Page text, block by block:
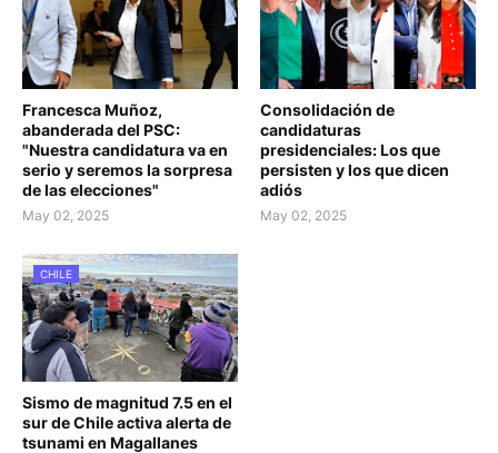
Francesca Muñoz,
abanderada del PSC:
"Nuestra candidatura va en
serio y seremos la sorpresa
de las elecciones"
May 02, 2025
Consolidación de
candidaturas
presidenciales: Los que
persisten y los que dicen
adiós
May 02, 2025
CHILE
Sismo de magnitud 7.5 en el
sur de Chile activa alerta de
tsunami en Magallanes